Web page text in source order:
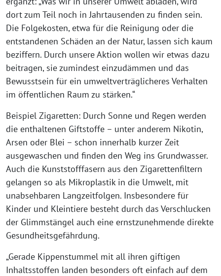
dort zum Teil noch in Jahrtausenden zu finden sein.
Die Folgekosten, etwa für die Reinigung oder die
entstandenen Schäden an der Natur, lassen sich kaum
beziffern. Durch unsere Aktion wollen wir etwas dazu
beitragen, sie zumindest einzudämmen und das
Bewusstsein für ein umweltverträglicheres Verhalten
im öffentlichen Raum zu stärken.“
Beispiel Zigaretten: Durch Sonne und Regen werden
die enthaltenen Giftstoffe – unter anderem Nikotin,
Arsen oder Blei – schon innerhalb kurzer Zeit
ausgewaschen und finden den Weg ins Grundwasser.
Auch die Kunststofffasern aus den Zigarettenfiltern
gelangen so als Mikroplastik in die Umwelt, mit
unabsehbaren Langzeitfolgen. Insbesondere für
Kinder und Kleintiere besteht durch das Verschlucken
der Glimmstängel auch eine ernstzunehmende direkte
Gesundheitsgefährdung.
„Gerade Kippenstummel mit all ihren giftigen
Inhaltsstoffen landen besonders oft einfach auf dem